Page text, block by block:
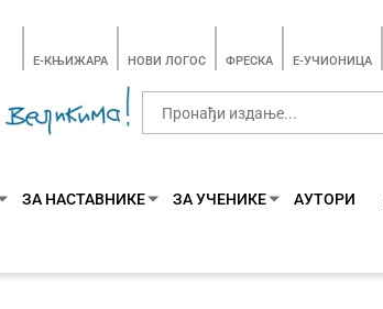
E-КЊИЖАРА НОВИ ЛОГОС ФРЕСКА E-УЧИОНИЦА
ЗА НАСТАВНИКЕ ЗА УЧЕНИКЕ АУТОРИ